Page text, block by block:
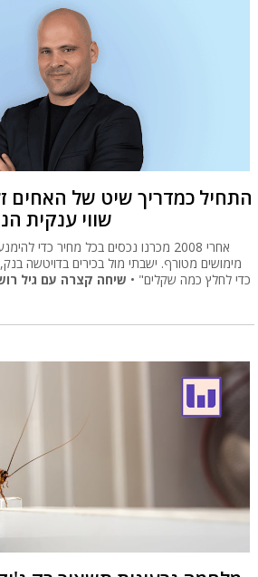
התחיל כמדריך שיט של האחים
שווי ענקית
מימושים מטורף. ישבתי מול בכירים בדויטשה בנק,
כדי לחלץ כמה שקלים" • שיחה קצרה עם גיל